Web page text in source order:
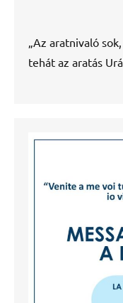
„Az aratnivaló
tehát az aratás